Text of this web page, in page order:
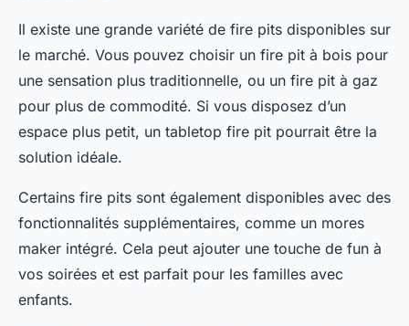
Il existe une grande variété de fire pits disponibles sur
le marché. Vous pouvez choisir un fire pit à bois pour
une sensation plus traditionnelle, ou un fire pit à gaz
pour plus de commodité. Si vous disposez d’un
espace plus petit, un tabletop fire pit pourrait être la
solution idéale.
Certains fire pits sont également disponibles avec des
fonctionnalités supplémentaires, comme un mores
maker intégré. Cela peut ajouter une touche de fun à
vos soirées et est parfait pour les familles avec
enfants.